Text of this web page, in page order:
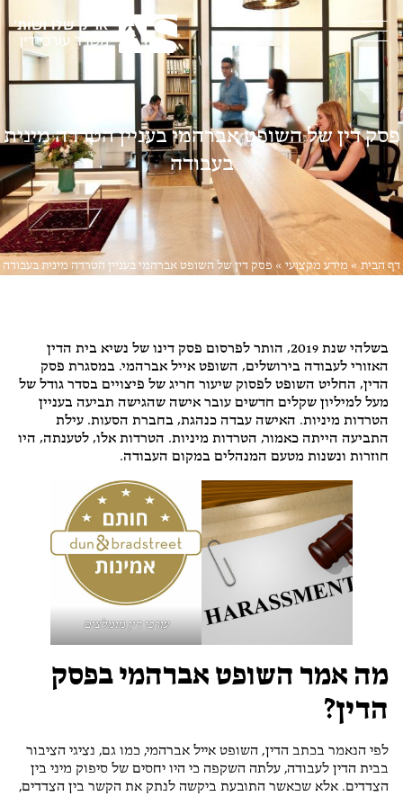
פסק דין של השופט אברהמי בעניין הטרדה מינית
בעבודה
דף הבית » מידע מקצועי » פסק דין של השופט אברהמי בעניין הטרדה מינית בעבודה
בשלהי שנת 2019, הותר לפרסום פסק דינו של נשיא בית הדין
האזורי לעבודה בירושלים, השופט אייל אברהמי. במסגרת פסק
הדין, החליט השופט לפסוק שיעור חריג של פיצויים בסדר גודל של
מעל למיליון שקלים חדשים עובר אישה שהגישה תביעה בעניין
הטרדות מיניות. האישה עבדה כנהגת, בחברת הסעות. עילת
התביעה הייתה כאמור, הטרדות מיניות. הטרדות אלו, לטענתה, היו
חוזרות ונשנות מטעם המנהלים במקום העבודה.
עורכי דין מומלצים
מה אמר השופט אברהמי בפסק
הדין?
לפי הנאמר בכתב הדין, השופט אייל אברהמי, כמו גם, נציגי הציבור
בבית הדין לעבודה, עלתה השקפה כי היו יחסים של סיפוק מיני בין
הצדדים. אלא שכאשר התובעת ביקשה לנתק את הקשר בין הצדדים,